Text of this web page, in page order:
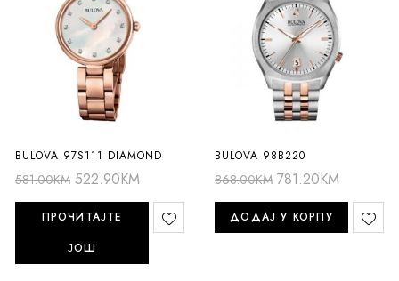
BULOVA 97S111 DIAMOND
581.00KM 522.90KM
ПРОЧИТАЈТЕ
ЈОШ
BULOVA 98B220
868.00KM 781.20KM
ДОДАЈ У КОРПУ